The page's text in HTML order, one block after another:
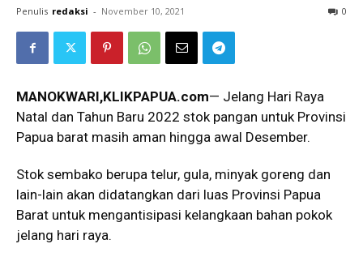
Penulis redaksi - November 10, 2021 0
MANOKWARI,KLIKPAPUA.com— Jelang Hari Raya
Natal dan Tahun Baru 2022 stok pangan untuk Provinsi
Papua barat masih aman hingga awal Desember.
Stok sembako berupa telur, gula, minyak goreng dan
lain-lain akan didatangkan dari luas Provinsi Papua
Barat untuk mengantisipasi kelangkaan bahan pokok
jelang hari raya.